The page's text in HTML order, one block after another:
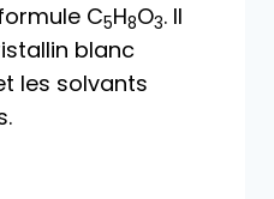
C5H8O3. Il
blanc
les solvants